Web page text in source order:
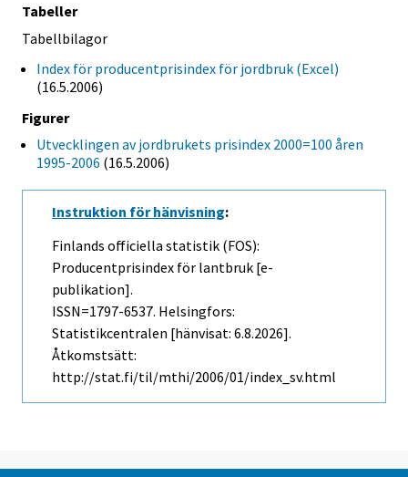
Tabeller
Tabellbilagor
Index för producentprisindex för jordbruk (Excel)
(16.5.2006)
Figurer
Utvecklingen av jordbrukets prisindex 2000=100 åren
1995-2006 (16.5.2006)
Instruktion för hänvisning:
Finlands officiella statistik (FOS):
Producentprisindex för lantbruk [e-
publikation].
ISSN=1797-6537. Helsingfors:
Statistikcentralen [hänvisat: 6.8.2026].
Åtkomstsätt:
http://stat.fi/til/mthi/2006/01/index_sv.html